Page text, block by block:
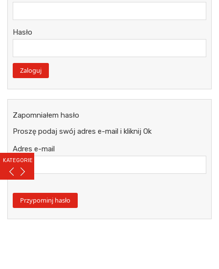
KATEGORIE
Hasło
Zapomniałem hasło
Proszę podaj swój adres e-mail i kliknij Ok
Adres e-mail